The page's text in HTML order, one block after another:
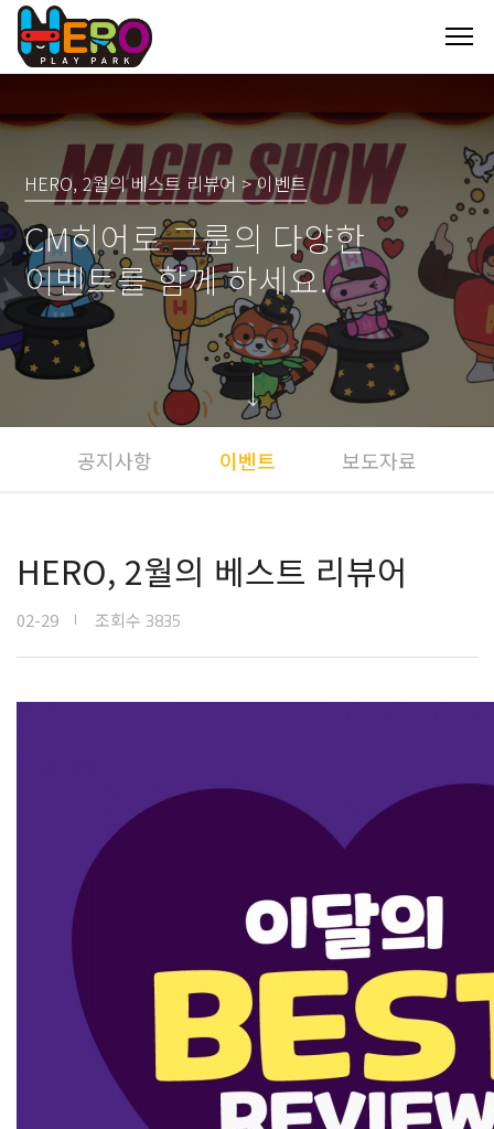
HERO, 2월의 베스트 리뷰어 > 이벤트
CM히어로 그룹의 다양한
이벤트를 함께 하세요.
공지사항 이벤트 보도자료
HERO, 2월의 베스트 리뷰어
02-29 조회수 3835